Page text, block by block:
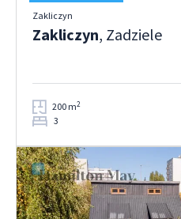
Zakliczyn
Zakliczyn, Zadziele
200 m2
3